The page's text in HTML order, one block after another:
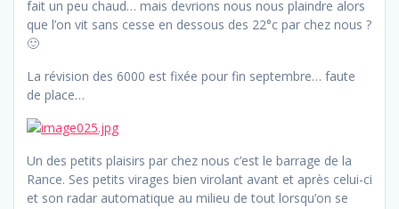
fait un peu chaud… mais devrions nous nous plaindre alors
que l’on vit sans cesse en dessous des 22°c par chez nous ?
🙂
La révision des 6000 est fixée pour fin septembre… faute
de place…
Un des petits plaisirs par chez nous c’est le barrage de la
Rance. Ses petits virages bien virolant avant et après celui-ci
et son radar automatique au milieu de tout lorsqu’on se